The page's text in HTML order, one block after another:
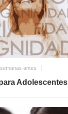
antes
Adolescentes